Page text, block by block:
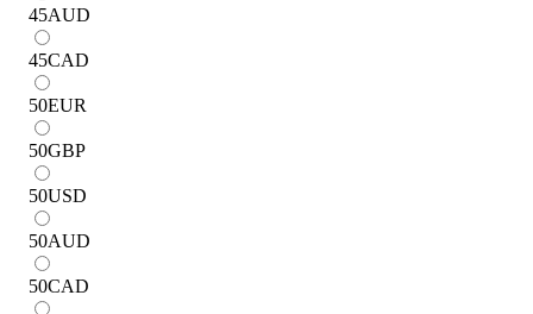
45AUD
45CAD
50EUR
50GBP
50USD
50AUD
50CAD